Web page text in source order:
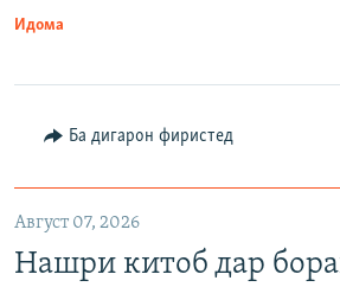
Идома
Ба дигарон фиристед
Август 07, 2026
Нашри китоб дар